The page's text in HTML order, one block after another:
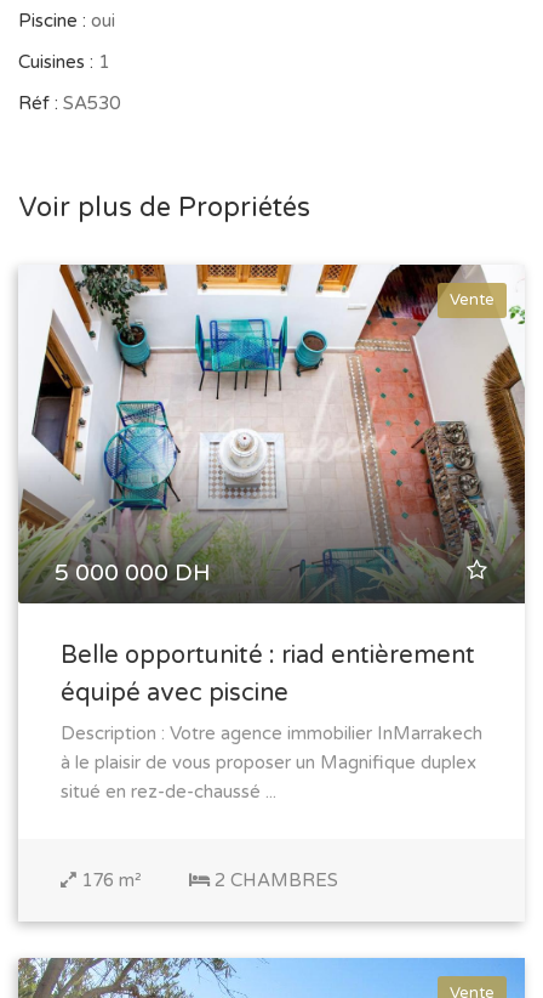
convenir
Piscine : oui
Cuisines : 1
Réf : SA530
Voir plus de Propriétés
Vente
5 000 000 DH
Belle opportunité : riad entièrement
équipé avec piscine
Description : Votre agence immobilier InMarrakech
à le plaisir de vous proposer un Magnifique duplex
situé en rez-de-chaussé ...
176 m² 2 CHAMBRES
Vente